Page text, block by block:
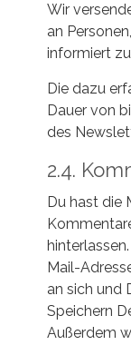
Wir
an
informiert
Die dazu
Dauer von
des
2.4.
Du hast die
Mail-
an sich und
Speichern
Außerdem